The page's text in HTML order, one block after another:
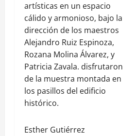
artísticas en un espacio
cálido y armonioso, bajo la
dirección de los maestros
Alejandro Ruiz Espinoza,
Rozana Molina Álvarez, y
Patricia Zavala. disfrutaron
de la muestra montada en
los pasillos del edificio
histórico.
Esther Gutiérrez